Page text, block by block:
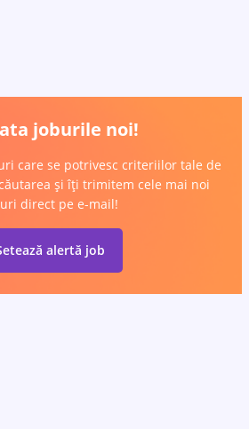
joburile noi!
care se potrivesc criteriilor tale de
și îți trimitem cele mai noi
direct pe e-mail!
alertă job